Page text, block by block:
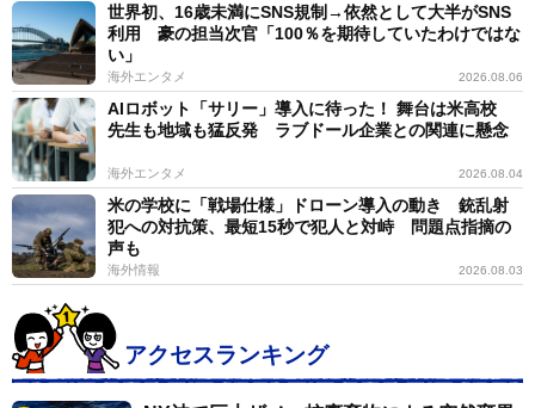
世界初、16歳未満にSNS規制→依然として大半がSNS
利用 豪の担当次官「100％を期待していたわけではな
い」
海外エンタメ 2026.08.06
AIロボット「サリー」導入に待った！ 舞台は米高校
先生も地域も猛反発 ラブドール企業との関連に懸念
海外エンタメ 2026.08.04
米の学校に「戦場仕様」ドローン導入の動き 銃乱射
犯への対抗策、最短15秒で犯人と対峙 問題点指摘の
声も
海外情報 2026.08.03
アクセスランキング